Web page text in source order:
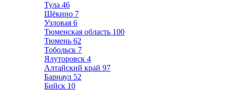
Тула 46
Щёкино 7
Узловая 6
Тюменская область 100
Тюмень 62
Тобольск 7
Ялуторовск 4
Алтайский край 97
Барнаул 52
Бийск 10